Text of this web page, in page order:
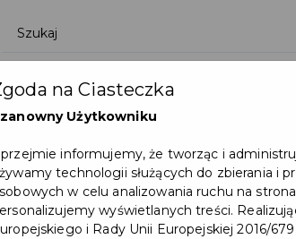
Dokumenty
w Pruszczu 3x3"
Wydarzenie już się
na Ciasteczka
Użytkowniku
informujemy, że tworząc i
technologii służących do zbierania i
w celu analizowania ruchu na
wyświetlanych treści.
i Rady Unii Europejskiej 2016/